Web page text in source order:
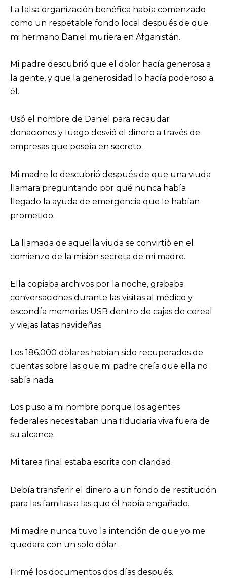
La falsa organización benéfica había comenzado
como un respetable fondo local después de que
mi hermano Daniel muriera en Afganistán.
Mi padre descubrió que el dolor hacía generosa a
la gente, y que la generosidad lo hacía poderoso a
él.
Usó el nombre de Daniel para recaudar
donaciones y luego desvió el dinero a través de
empresas que poseía en secreto.
Mi madre lo descubrió después de que una viuda
llamara preguntando por qué nunca había
llegado la ayuda de emergencia que le habían
prometido.
La llamada de aquella viuda se convirtió en el
comienzo de la misión secreta de mi madre.
Ella copiaba archivos por la noche, grababa
conversaciones durante las visitas al médico y
escondía memorias USB dentro de cajas de cereal
y viejas latas navideñas.
Los 186.000 dólares habían sido recuperados de
cuentas sobre las que mi padre creía que ella no
sabía nada.
Los puso a mi nombre porque los agentes
federales necesitaban una fiduciaria viva fuera de
su alcance.
Mi tarea final estaba escrita con claridad.
Debía transferir el dinero a un fondo de restitución
para las familias a las que él había engañado.
Mi madre nunca tuvo la intención de que yo me
quedara con un solo dólar.
Firmé los documentos dos días después.